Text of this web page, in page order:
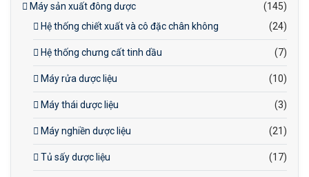
Máy sản xuất đông dược
(145)
Hệ thống chiết xuất và cô đặc chân không
(24)
Hệ thống chưng cất tinh dầu (7)
Máy rửa dược liệu (10)
Máy thái dược liệu (3)
Máy nghiền dược liệu (21)
Tủ sấy dược liệu (17)